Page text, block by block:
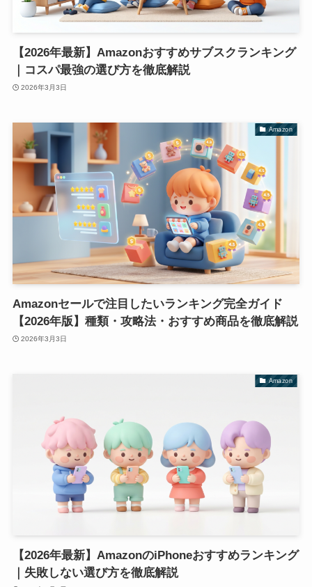
【2026年最新】Amazonおすすめサブスクランキング
｜コスパ最強の選び方を徹底解説
2026年3月3日
Amazon
Amazonセールで注目したいランキング完全ガイド
【2026年版】種類・攻略法・おすすめ商品を徹底解説
2026年3月3日
Amazon
【2026年最新】AmazonのiPhoneおすすめランキング
｜失敗しない選び方を徹底解説